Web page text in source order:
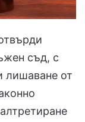
съд, с
лишаване от